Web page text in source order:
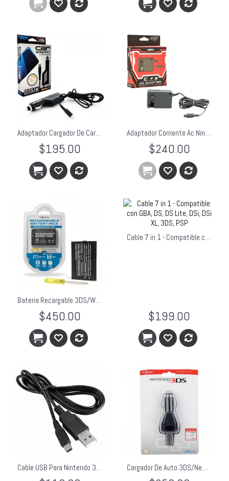
Adaptador Cargador De Carro 3DS XL NDSi KMD
$195.00
Adaptador Corriente Ac Nintendo 3ds 3dsxl Dsi Xl 2ds KMD
$240.00
Bateria Recargable 3DS/Wiiu Pro Original Tomee Battery Pack
$450.00
Cable 7 in 1 - Compatible con GBA, DS, DS Lite, DSi, DSi XL, 3DS, PSP
$199.00
Cable USB Para Nintendo 3DS & New 3DS Cargador De Auto 3DS/New 3DS/DSi Nintendo